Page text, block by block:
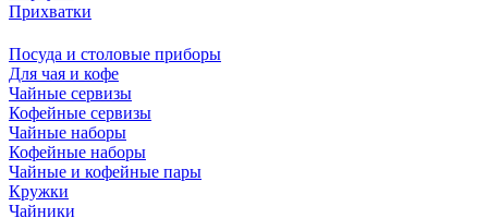
Прихватки
Посуда и столовые приборы
Для чая и кофе
Чайные сервизы
Кофейные сервизы
Чайные наборы
Кофейные наборы
Чайные и кофейные пары
Кружки
Чайники